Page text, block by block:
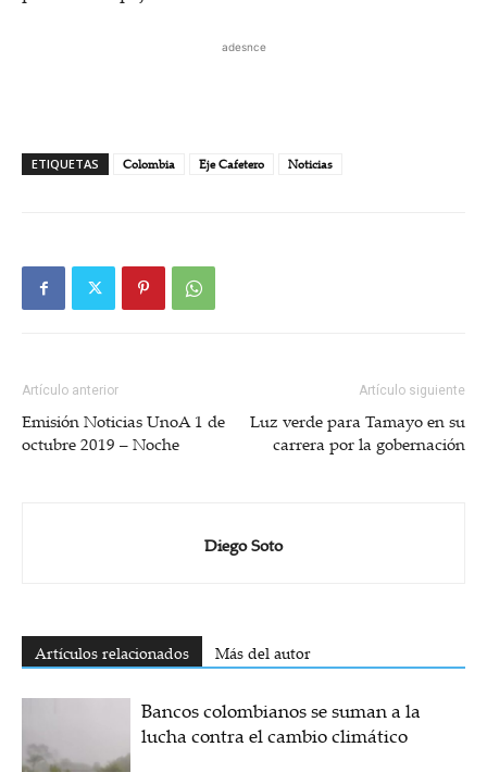
adesnce
ETIQUETAS Colombia Eje Cafetero Noticias
Artículo anterior
Emisión Noticias UnoA 1 de
octubre 2019 – Noche
Artículo siguiente
Luz verde para Tamayo en su
carrera por la gobernación
Diego Soto
Artículos relacionados Más del autor
Bancos colombianos se suman a la
lucha contra el cambio climático